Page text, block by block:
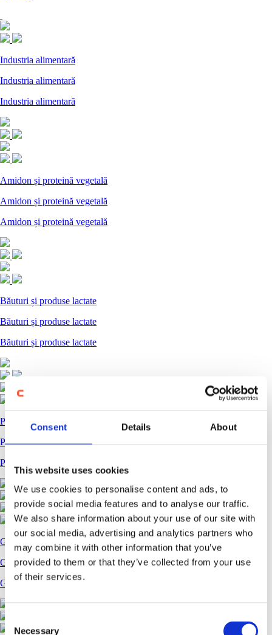
Consent Details About
This website uses cookies
We use cookies to personalise content and ads, to
provide social media features and to analyse our traffic.
We also share information about your use of our site with
our social media, advertising and analytics partners who
may combine it with other information that you’ve
provided to them or that they’ve collected from your use
of their services.
Consent
Necessary
Industria alimentară
Industria alimentară
Industria alimentară
Amidon și proteină vegetală
Amidon și proteină vegetală
Amidon și proteină vegetală
Băuturi și produse lactate
Băuturi și produse lactate
Băuturi și produse lactate
Petrol și gaze
Petrol și gaze
Petrol și gaze
Grăsimi și uleiuri comestibile
Grăsimi și uleiuri comestibile
Grăsimi și uleiuri comestibile